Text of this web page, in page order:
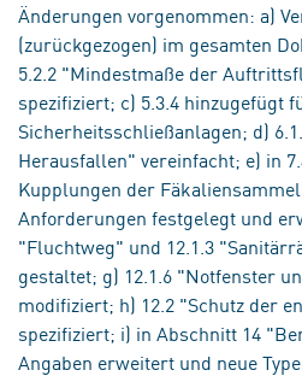
Änderungen vorgenommen: a)
(zurückgezogen) im gesamten
5.2.2 "Mindestmaße der
spezifiziert; c) 5.3.4 hinzugefügt
Sicherheitsschließanlagen; d)
Herausfallen" vereinfacht; e) in
Kupplungen der
Anforderungen festgelegt und
"Fluchtweg" und 12.1.3
gestaltet; g) 12.1.6 "Notfenster
modifiziert; h) 12.2 "Schutz der
spezifiziert; i) in Abschnitt 14
Angaben erweitert und neue